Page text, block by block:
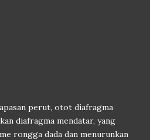
perut, otot diafragma
diafragma mendatar, yang
rongga dada dan menurunkan